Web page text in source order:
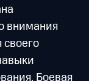
внимания
Боевая